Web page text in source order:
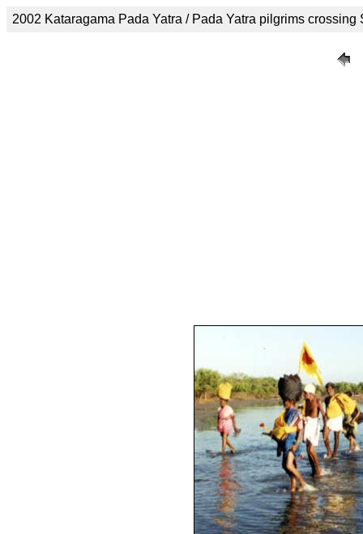
2002 Kataragama Pada Yatra / Pada Yatra pilgrims crossing